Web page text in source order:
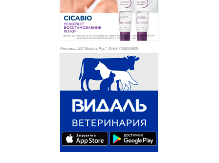
Реклама. АО "Видаль Рус", ИНН 7728043605